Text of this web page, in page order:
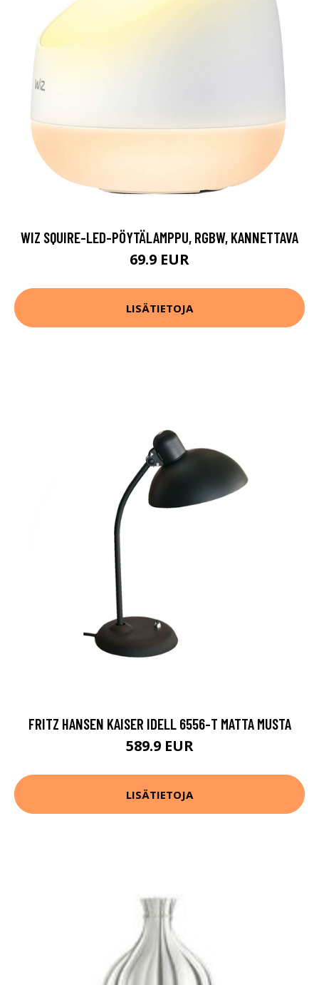
WIZ SQUIRE-LED-PÖYTÄLAMPPU, RGBW, KANNETTAVA
69.9 EUR
LISÄTIETOJA
FRITZ HANSEN KAISER IDELL 6556-T MATTA MUSTA
589.9 EUR
LISÄTIETOJA